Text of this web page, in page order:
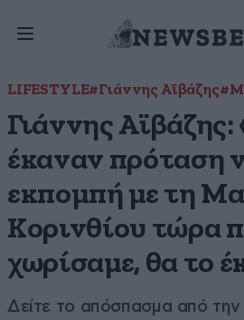
LIFESTYLE#Γιάννης Αϊβάζης
Γιάννης
έκαναν πρόταση
εκπομπή με τη
Κορινθίου τώρα
χωρίσαμε, θα το
Δείτε το απόσπασμα από